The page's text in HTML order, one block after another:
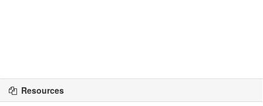
Resources